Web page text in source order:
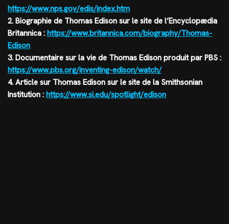
https://www.nps.gov/edis/index.htm
2. Biographie de Thomas Edison sur le site de l’Encyclopædia
Britannica : https://www.britannica.com/biography/Thomas-
Edison
3. Documentaire sur la vie de Thomas Edison produit par PBS :
https://www.pbs.org/inventing-edison/watch/
4. Article sur Thomas Edison sur le site de la Smithsonian
Institution : https://www.si.edu/spotlight/edison